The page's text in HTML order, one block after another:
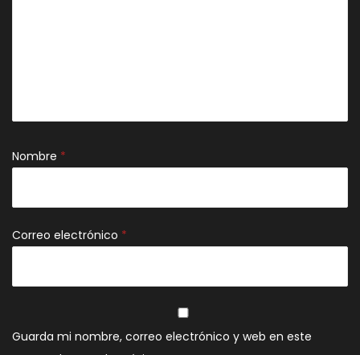
Nombre *
Correo electrónico *
Guarda mi nombre, correo electrónico y web en este